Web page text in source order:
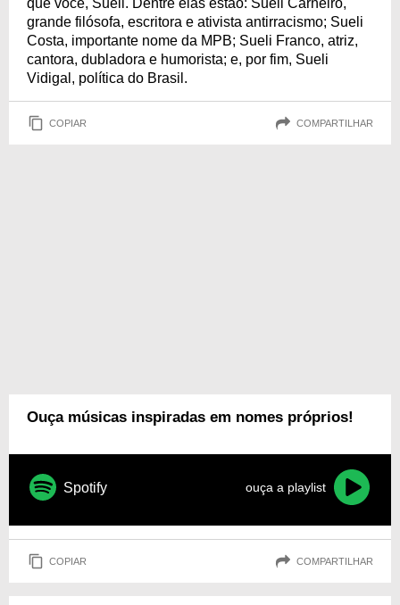
que você, Sueli. Dentre elas estão: Sueli Carneiro,
grande filósofa, escritora e ativista antirracismo; Sueli
Costa, importante nome da MPB; Sueli Franco, atriz,
cantora, dubladora e humorista; e, por fim, Sueli
Vidigal, política do Brasil.
COPIAR COMPARTILHAR
Ouça músicas inspiradas em nomes próprios!
Spotify ouça a playlist
COPIAR COMPARTILHAR